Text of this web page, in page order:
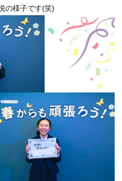
の様子です(笑)